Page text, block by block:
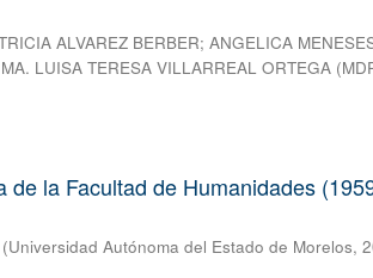
ALVAREZ BERBER;ANGELICA
MA. LUISA TERESA VILLARREAL ORTEGA (
la Facultad de Humanidades
(Universidad Autónoma del Estado de Morelos,